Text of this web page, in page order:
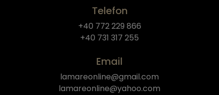
Telefon
+40 772 229 866
+40 731 317 255
Email
lamareonline@gmail.com
lamareonline@yahoo.com